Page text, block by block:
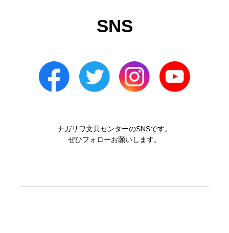
SNS
ナガサワ文具センターのSNSです。
ぜひフォローお願いします。